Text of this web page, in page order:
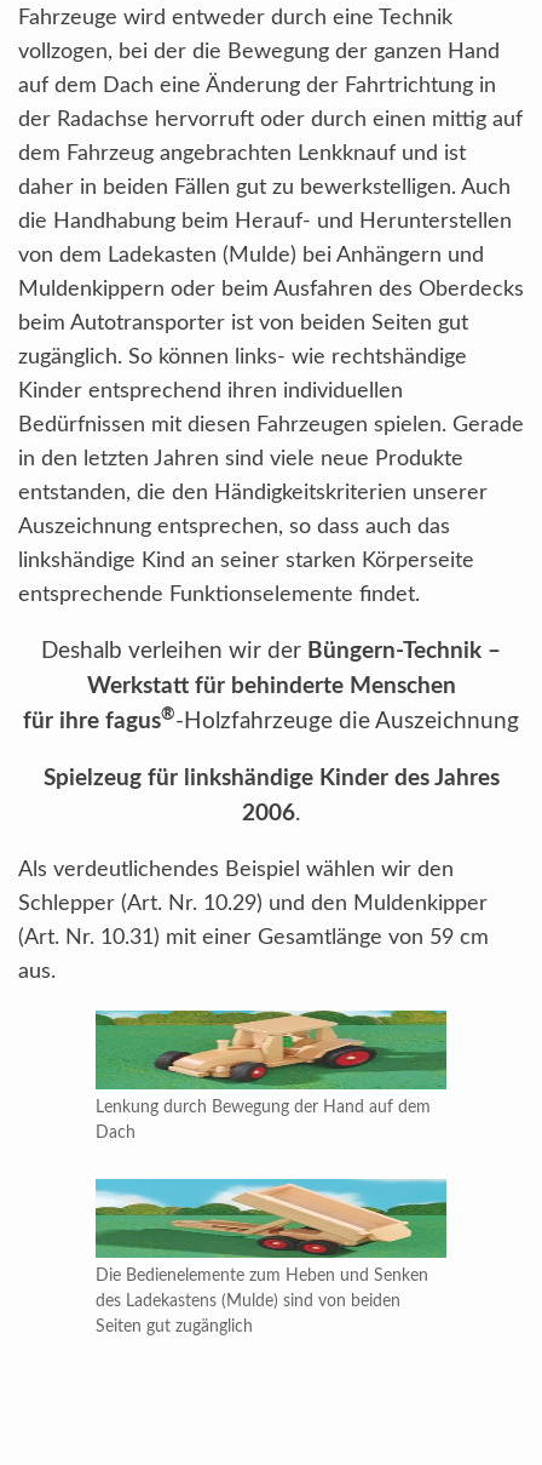
Fahrzeuge wird entweder durch eine Technik
vollzogen, bei der die Bewegung der ganzen Hand
auf dem Dach eine Änderung der Fahrtrichtung in
der Radachse hervorruft oder durch einen mittig auf
dem Fahrzeug angebrachten Lenkknauf und ist
daher in beiden Fällen gut zu bewerkstelligen. Auch
die Handhabung beim Herauf- und Herunterstellen
von dem Ladekasten (Mulde) bei Anhängern und
Muldenkippern oder beim Ausfahren des Oberdecks
beim Autotransporter ist von beiden Seiten gut
zugänglich. So können links- wie rechtshändige
Kinder entsprechend ihren individuellen
Bedürfnissen mit diesen Fahrzeugen spielen. Gerade
in den letzten Jahren sind viele neue Produkte
entstanden, die den Händigkeitskriterien unserer
Auszeichnung entsprechen, so dass auch das
linkshändige Kind an seiner starken Körperseite
entsprechende Funktionselemente findet.
Deshalb verleihen wir der Büngern-Technik –
Werkstatt für behinderte Menschen
für ihre fagus®-Holzfahrzeuge die Auszeichnung
Spielzeug für linkshändige Kinder des Jahres
2006.
Als verdeutlichendes Beispiel wählen wir den
Schlepper (Art. Nr. 10.29) und den Muldenkipper
(Art. Nr. 10.31) mit einer Gesamtlänge von 59 cm
aus.
Lenkung durch Bewegung der Hand auf dem
Dach
Die Bedienelemente zum Heben und Senken
des Ladekastens (Mulde) sind von beiden
Seiten gut zugänglich